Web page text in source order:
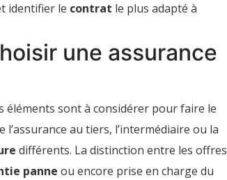
identifier le contrat le plus adapté à
une assurance
éléments sont à considérer pour faire le
l’assurance au tiers, l’intermédiaire ou la
différents. La distinction entre les offres
panne ou encore prise en charge du